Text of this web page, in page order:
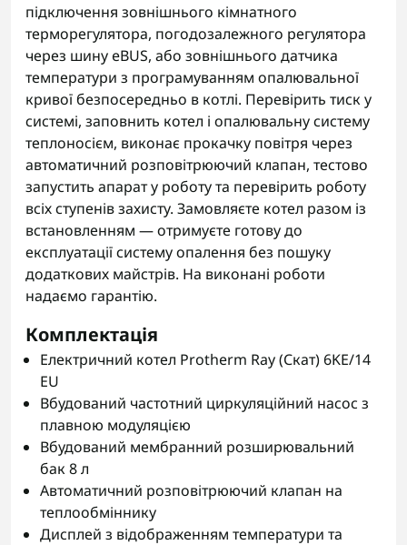
підключення зовнішнього кімнатного
терморегулятора, погодозалежного регулятора
через шину eBUS, або зовнішнього датчика
температури з програмуванням опалювальної
кривої безпосередньо в котлі. Перевірить тиск у
системі, заповнить котел і опалювальну систему
теплоносієм, виконає прокачку повітря через
автоматичний розповітрюючий клапан, тестово
запустить апарат у роботу та перевірить роботу
всіх ступенів захисту. Замовляєте котел разом із
встановленням — отримуєте готову до
експлуатації систему опалення без пошуку
додаткових майстрів. На виконані роботи
надаємо гарантію.
Комплектація
Електричний котел Protherm Ray (Скат) 6KE/14
ЕU
Вбудований частотний циркуляційний насос з
плавною модуляцією
Вбудований мембранний розширювальний
бак 8 л
Автоматичний розповітрюючий клапан на
теплообміннику
Дисплей з відображенням температури та